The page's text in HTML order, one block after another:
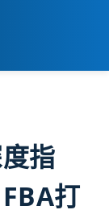
指
打